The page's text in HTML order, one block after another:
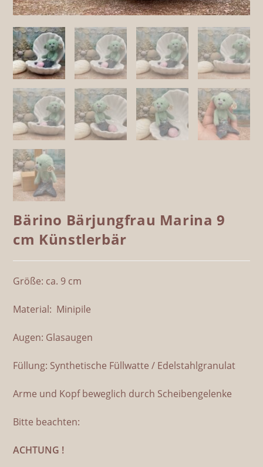
Bärino Bärjungfrau Marina 9
cm Künstlerbär
Größe: ca. 9 cm
Material: Minipile
Augen: Glasaugen
Füllung: Synthetische Füllwatte / Edelstahlgranulat
Arme und Kopf beweglich durch Scheibengelenke
Bitte beachten:
ACHTUNG !